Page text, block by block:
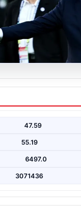
Federasyonu
FIFA Başkanı’na
(JFA) Başkanı
47.59
55.19
6497.0
3071436